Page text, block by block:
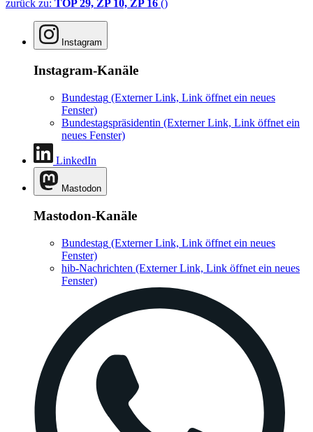
zurück zu: TOP 29, ZP 10, ZP 16 ()
Instagram
Instagram-Kanäle
Bundestag (Externer Link, Link öffnet ein neues
Fenster)
Bundestagspräsidentin (Externer Link, Link öffnet ein
neues Fenster)
LinkedIn
Mastodon
Mastodon-Kanäle
Bundestag (Externer Link, Link öffnet ein neues
Fenster)
hib-Nachrichten (Externer Link, Link öffnet ein neues
Fenster)